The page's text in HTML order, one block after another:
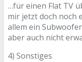
…für einen Flat TV
mir jetzt doch noch
allem ein
aber auch nicht
4) Sonstiges